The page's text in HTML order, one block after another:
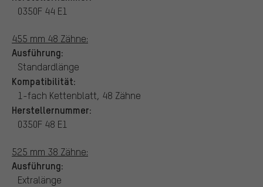
0350F 44 E1
455 mm 48 Zähne:
Ausführung:
Standardlänge
Kompatibilität:
1-fach Kettenblatt, 48 Zähne
Herstellernummer:
0350F 48 E1
525 mm 38 Zähne:
Ausführung:
Extralänge